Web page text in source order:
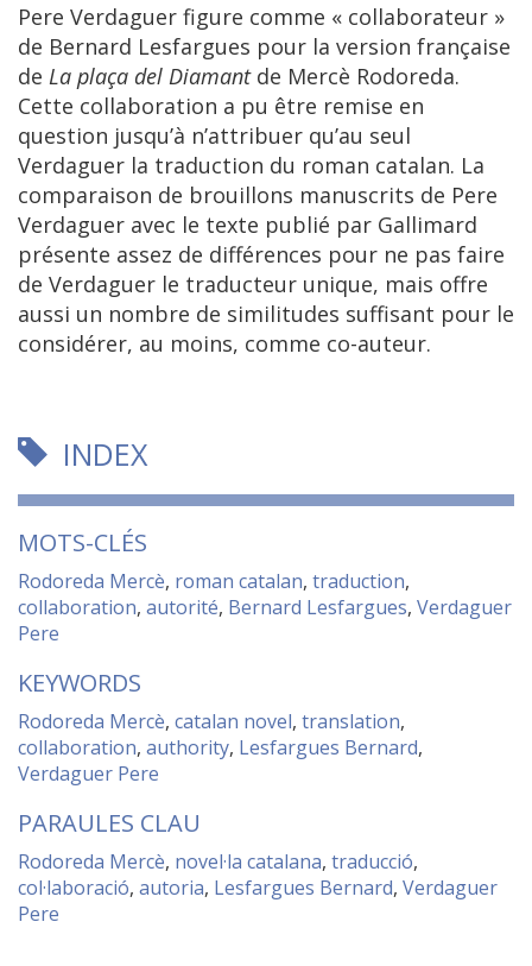
Pere Verdaguer figure comme « collaborateur »
de Bernard Lesfargues pour la version française
de La plaça del Diamant de Mercè Rodoreda.
Cette collaboration a pu être remise en
question jusqu’à n’attribuer qu’au seul
Verdaguer la traduction du roman catalan. La
comparaison de brouillons manuscrits de Pere
Verdaguer avec le texte publié par Gallimard
présente assez de différences pour ne pas faire
de Verdaguer le traducteur unique, mais offre
aussi un nombre de similitudes suffisant pour le
considérer, au moins, comme co-auteur.
INDEX
MOTS-CLÉS
Rodoreda Mercè, roman catalan, traduction,
collaboration, autorité, Bernard Lesfargues, Verdaguer
Pere
KEYWORDS
Rodoreda Mercè, catalan novel, translation,
collaboration, authority, Lesfargues Bernard,
Verdaguer Pere
PARAULES CLAU
Rodoreda Mercè, novel·la catalana, traducció,
col·laboració, autoria, Lesfargues Bernard, Verdaguer
Pere